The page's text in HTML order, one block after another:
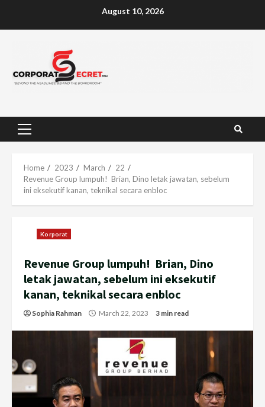
August 10, 2026
Primary
Home 2023 March
22
Revenue Group lumpuh! Brian, Dino letak jawatan, sebelum
ini eksekutif kanan, teknikal secara enbloc
Korporat
Revenue Group lumpuh! Brian, Dino
letak jawatan, sebelum ini eksekutif
kanan, teknikal secara enbloc
Sophia Rahman March 22, 2023 3 min read